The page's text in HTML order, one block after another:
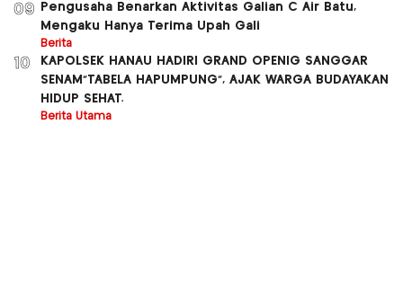
09
Pengusaha Benarkan Aktivitas Galian C Air Batu,
Mengaku Hanya Terima Upah Gali
Berita
10
KAPOLSEK HANAU HADIRI GRAND OPENIG SANGGAR
SENAM”TABELA HAPUMPUNG”, AJAK WARGA BUDAYAKAN
HIDUP SEHAT.
Berita Utama